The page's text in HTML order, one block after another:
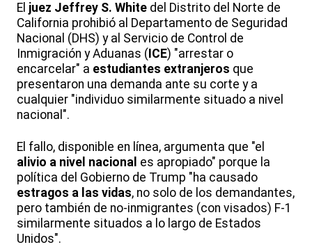
El juez Jeffrey S. White del Distrito del Norte de
California prohibió al Departamento de Seguridad
Nacional (DHS) y al Servicio de Control de
Inmigración y Aduanas ( ICE) "arrestar o
encarcelar" a estudiantes extranjeros que
presentaron una demanda ante su corte y a
cualquier "individuo similarmente situado a nivel
nacional".
El fallo, disponible en línea, argumenta que "el
alivio a nivel nacional es apropiado" porque la
política del Gobierno de Trump "ha causado
estragos a las vidas, no solo de los demandantes,
pero también de no-inmigrantes (con visados) F-1
similarmente situados a lo largo de Estados
Unidos".